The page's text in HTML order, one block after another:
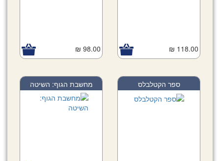
118.00 ₪
98.00 ₪
ספר הקטלבלס מחשבת הגוף: השיטה